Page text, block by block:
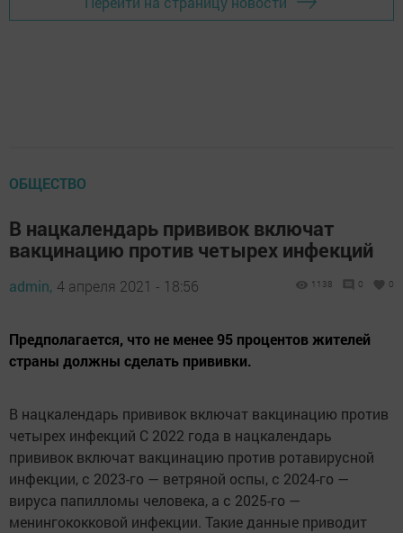
ОБЩЕСТВО
В нацкалендарь прививок включат
вакцинацию против четырех инфекций
admin, 4 апреля 2021 - 18:56 1138 0 0
Предполагается, что не менее 95 процентов жителей
страны должны сделать прививки.
В нацкалендарь прививок включат вакцинацию против
четырех инфекций С 2022 года в нацкалендарь
прививок включат вакцинацию против ротавирусной
инфекции, с 2023-го — ветряной оспы, с 2024-го —
вируса папилломы человека, а с 2025-го —
менингококковой инфекции. Такие данные приводит